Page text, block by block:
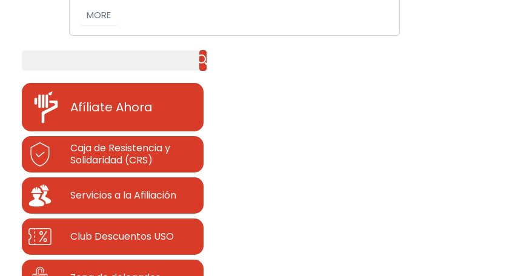
MORE
Afíliate Ahora
Caja de Resistencia y
Solidaridad (CRS)
Servicios a la Afiliación
Club Descuentos USO